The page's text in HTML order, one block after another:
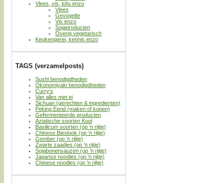
Vlees, vis, tofu enzo
Vlees
Gevogelte
Vis enzo
Sojaproducten
Overig vegetarisch
Keukengerei, kennis enzo
TAGS (verzamelposts)
Sushi benodigdheden
Okonomiyaki benodigdheden
Curry’s
Van alles met ei
Sichuan (gerechten & ingredienten)
Peking Eend (maken of kopen)
Gefermenteerde producten
Aziatische soorten Kool
Basilicum soorten (op ’n rijtje)
Chinese Bieslook (op ’n rijtje)
Gember (op ’n rijtje)
Zwarte zaadjes (op ’n rijtje)
Sojabonensauzen (op ’n rijtje)
Japanse noodles (op ’n rijtje)
Chinese noodles (op ’n rijtje)